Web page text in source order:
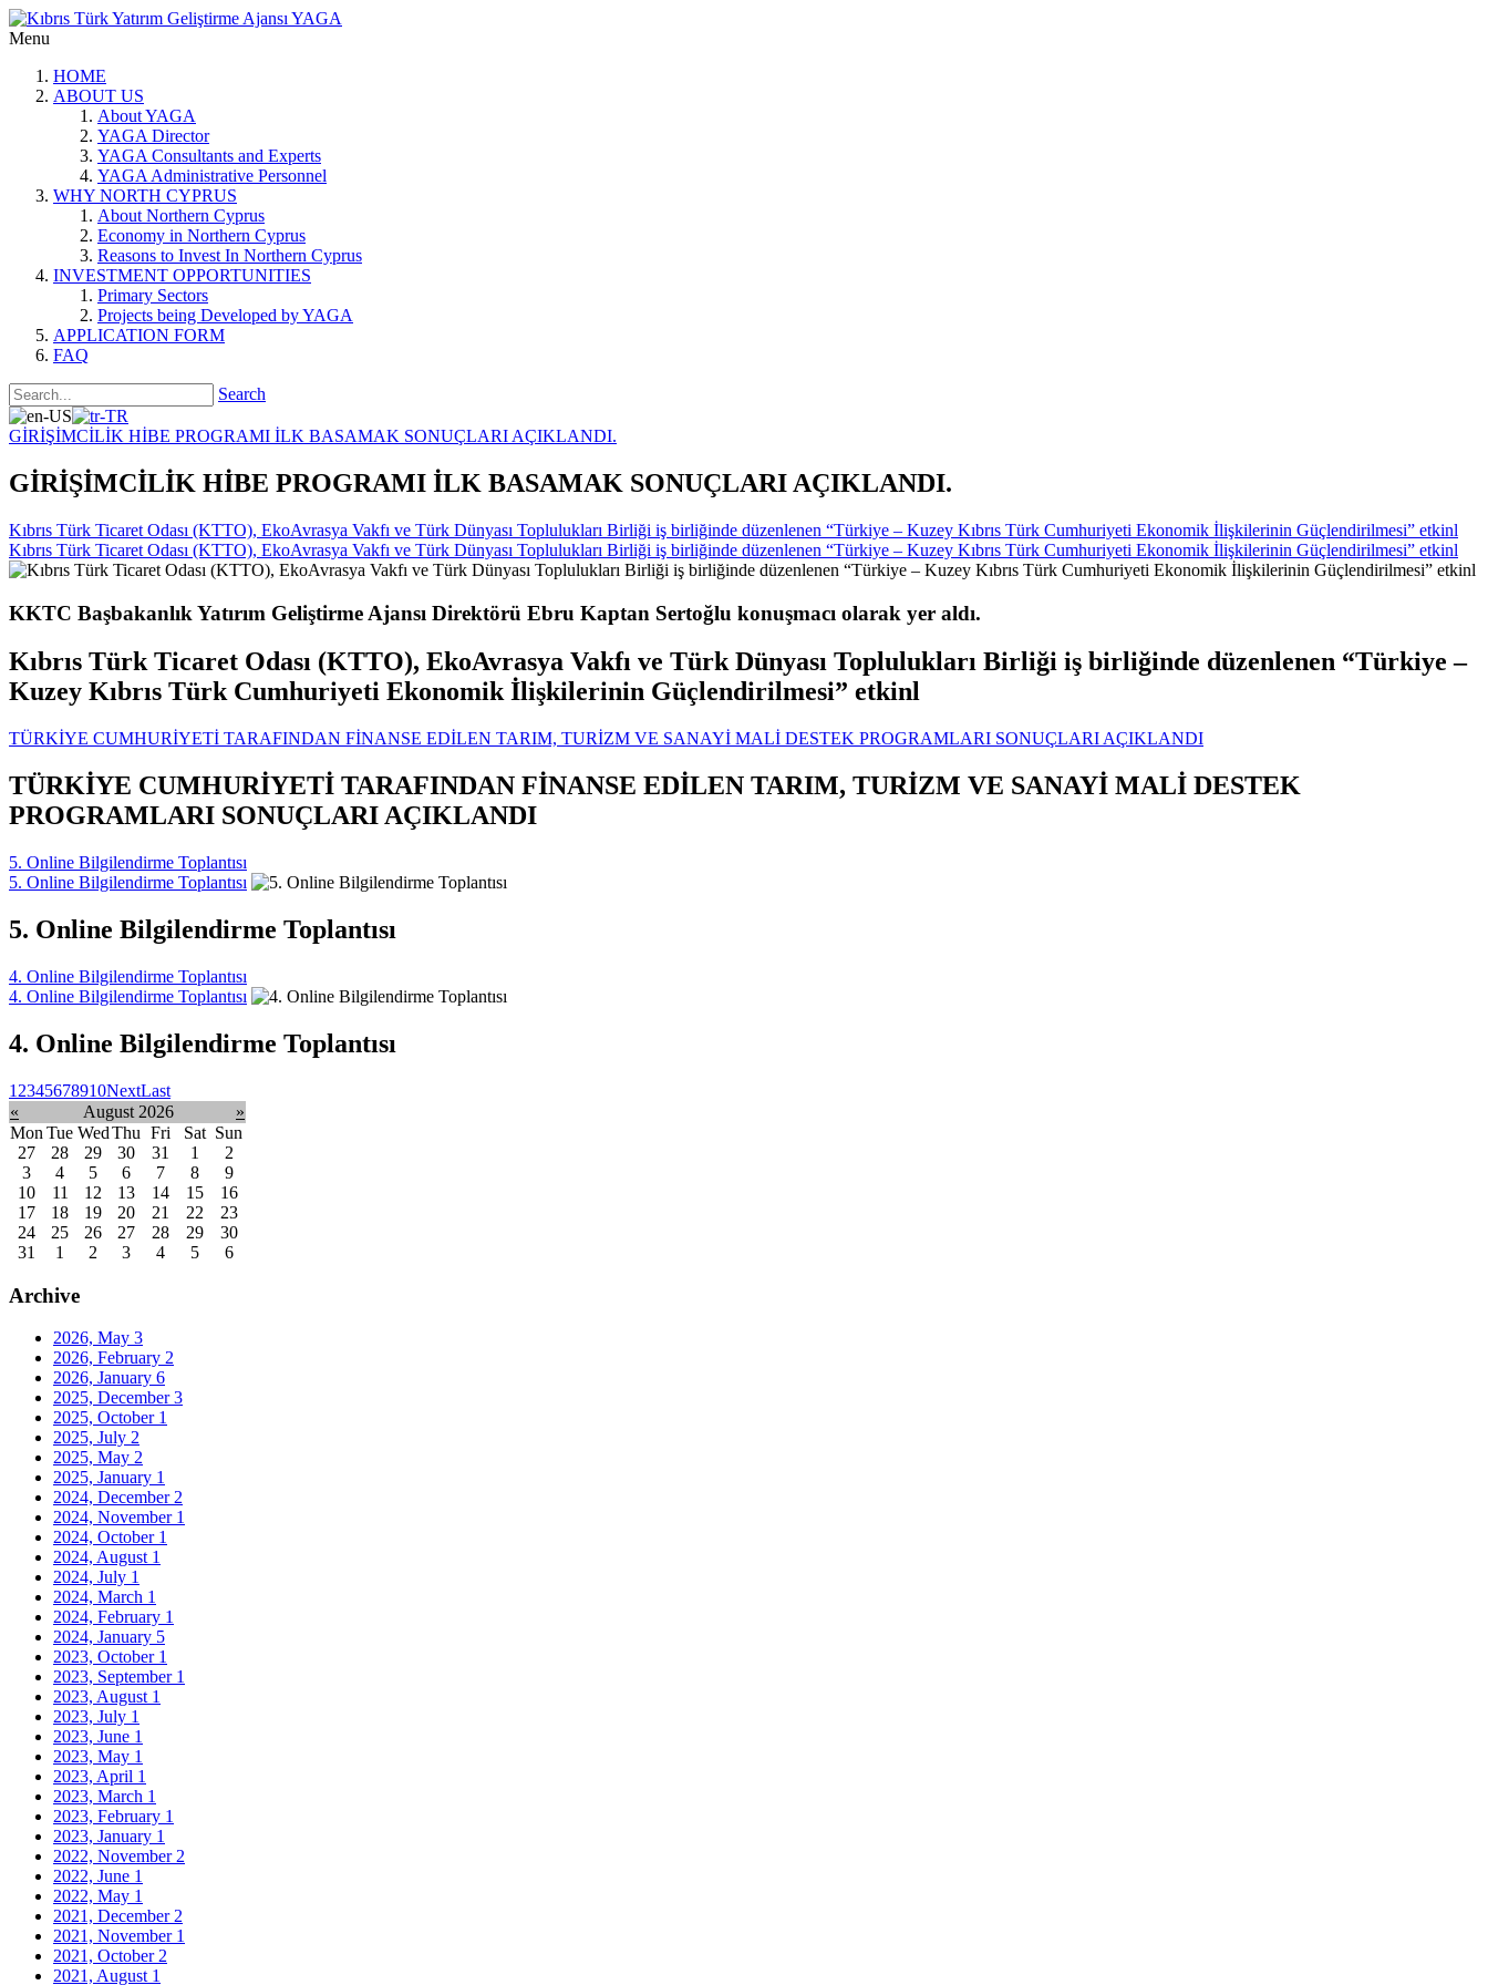
Menu
HOME
ABOUT US
About YAGA
YAGA Director
YAGA Consultants and Experts
YAGA Administrative Personnel
WHY NORTH CYPRUS
About Northern Cyprus
Economy in Northern Cyprus
Reasons to Invest In Northern Cyprus
INVESTMENT OPPORTUNITIES
Primary Sectors
Projects being Developed by YAGA
APPLICATION FORM
FAQ
Search
GİRİŞİMCİLİK HİBE PROGRAMI İLK BASAMAK SONUÇLARI AÇIKLANDI.
GİRİŞİMCİLİK HİBE PROGRAMI İLK BASAMAK SONUÇLARI AÇIKLANDI.
Kıbrıs Türk Ticaret Odası (KTTO), EkoAvrasya Vakfı ve Türk Dünyası Toplulukları Birliği iş birliğinde düzenlenen “Türkiye – Kuzey Kıbrıs Türk Cumhuriyeti Ekonomik İlişkilerinin Güçlendirilmesi” etkinl
Kıbrıs Türk Ticaret Odası (KTTO), EkoAvrasya Vakfı ve Türk Dünyası Toplulukları Birliği iş birliğinde düzenlenen “Türkiye – Kuzey Kıbrıs Türk Cumhuriyeti Ekonomik İlişkilerinin Güçlendirilmesi” etkinl
KKTC Başbakanlık Yatırım Geliştirme Ajansı Direktörü Ebru Kaptan Sertoğlu konuşmacı olarak yer aldı.
Kıbrıs Türk Ticaret Odası (KTTO), EkoAvrasya Vakfı ve Türk Dünyası Toplulukları Birliği iş birliğinde düzenlenen “Türkiye –
Kuzey Kıbrıs Türk Cumhuriyeti Ekonomik İlişkilerinin Güçlendirilmesi” etkinl
TÜRKİYE CUMHURİYETİ TARAFINDAN FİNANSE EDİLEN TARIM, TURİZM VE SANAYİ MALİ DESTEK PROGRAMLARI SONUÇLARI AÇIKLANDI
TÜRKİYE CUMHURİYETİ TARAFINDAN FİNANSE EDİLEN TARIM, TURİZM VE SANAYİ MALİ DESTEK
PROGRAMLARI SONUÇLARI AÇIKLANDI
5. Online Bilgilendirme Toplantısı
5. Online Bilgilendirme Toplantısı
5. Online Bilgilendirme Toplantısı
4. Online Bilgilendirme Toplantısı
4. Online Bilgilendirme Toplantısı
4. Online Bilgilendirme Toplantısı
1 2345678910NextLast
«
August 2026
»
Mon Tue WedThu Fri Sat Sun
27
28 29 30 31 1
2
3
4 5 6 7 8
9
10
11 12 13 14 15
16
17
18 19 20 21 22
23
24
25 26 27 28 29
30
31
1 2 3 4 5 6
Archive
2026, May 3
2026, February 2
2026, January 6
2025, December3
2025, October 1
2025, July 2
2025, May 2
2025, January 1
2024, December 2
2024, November 1
2024, October 1
2024, August 1
2024, July 1
2024, March 1
2024, February 1
2024, January 5
2023, October 1
2023, September 1
2023, August 1
2023, July 1
2023, June 1
2023, May 1
2023, April 1
2023, March 1
2023, February 1
2023, January 1
2022, November 2
2022, June 1
2022, May 1
2021, December 2
2021, November 1
2021, October 2
2021, August 1